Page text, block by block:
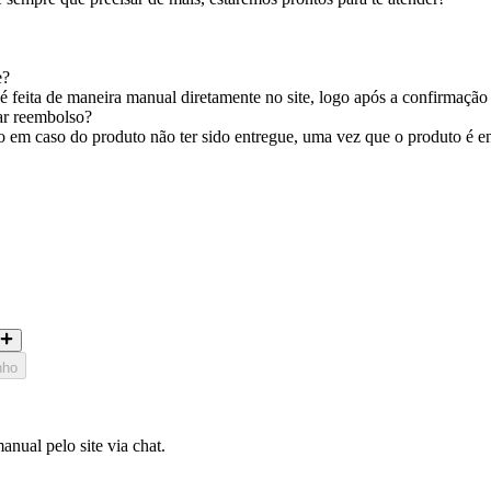
feita de maneira manual diretamente no site, logo após a
reembolso?
caso do produto não ter sido entregue, uma vez que o produto é
pelo site via chat.